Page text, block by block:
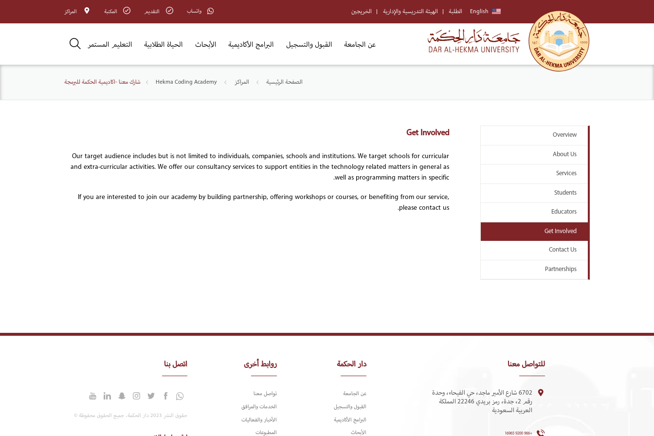
English الطلبة الهيئة التدريسية والإدارية الخريجين واتساب التقديم المكتبة المراكز
عن الجامعة القبول والتسجيل البرامج الأكاديمية الأبحاث الحياة الطلابية التعليم المستمر
الصفحة الرئيسية المراكز Hekma Coding Academy شارك معنا -اكاديمية الحكمة للبرمجة
Overview
About Us
Services
Students
Educators
Get Involved
Contact Us
Partnerships
Get Involved
Our target audience includes but is not limited to individuals, companies, schools and institutions. We target schools for curricular
and extra-curricular activities. We offer our consultancy services to support entities in the technology related matters in general as
well as programming matters in specific.
If you are interested to join our academy by building partnership, offering workshops or courses, or benefiting from our service,
please contact us.
للتواصل معنا
6702 شارع الأمير ماجد، حي الفيحاء، وحدة
رقم 2، جدة، رمز بريدي 22246 المملكة
العربية السعودية
+966 9200 16965
دار الحكمة
عن الجامعة
القبول والتسجيل
البرامج الأكاديمية
الأبحاث
روابط أخرى
تواصل معنا
الخدمات والمرافق
الأخبار والفعاليات
المطبوعات
اتصل بنا
حقوق النشر 2023 دار الحكمة. جميع الحقوق محفوظة ©